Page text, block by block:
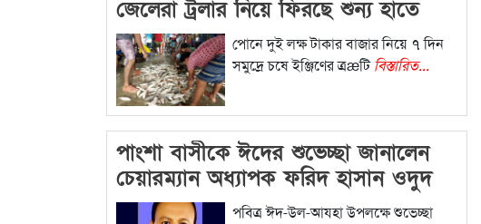
জেলেরা ট্রলার নিয়ে ফিরছে শুন্য হাতে
পোনে দুই লক্ষ টাকার বাজার নিয়ে ৭ দিন
সমুদ্রে চষে ইঞ্জিণের ত্রæটি বিস্তারিত...
পাংশা বাসীকে ঈদের শুভেচ্ছা জানালেন
চেয়ারম্যান অধ্যাপক ফরিদ হাসান ওদুদ
পবিত্র ঈদ-উল-আযহা উপলক্ষে শুভেচ্ছা